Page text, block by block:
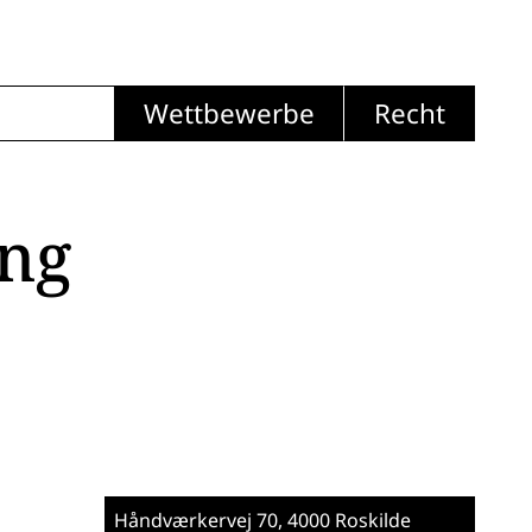
Wettbewerbe Recht
Håndværkervej 70, 4000 Roskilde